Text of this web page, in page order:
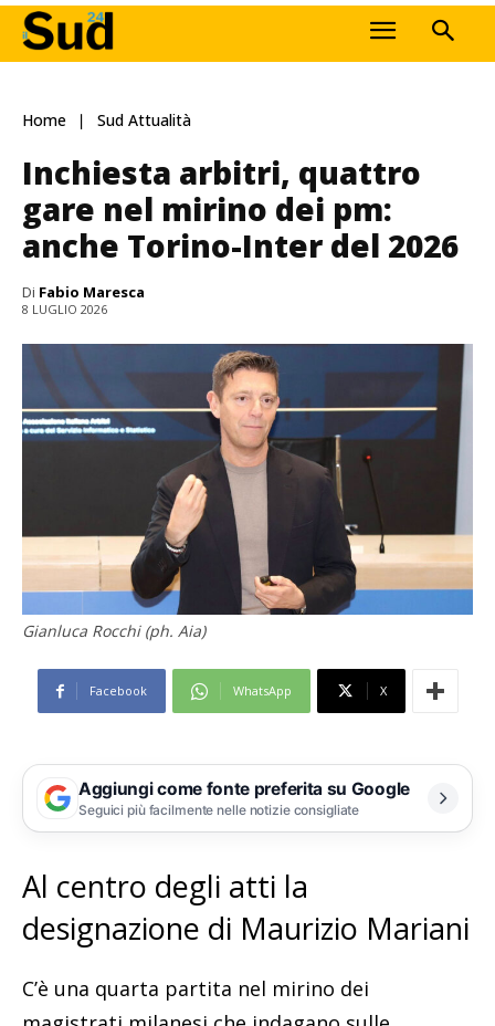
Home Sud Attualità
Inchiesta arbitri, quattro
gare nel mirino dei pm:
anche Torino-Inter del 2026
Di Fabio Maresca
8 LUGLIO 2026
Gianluca Rocchi (ph. Aia)
Facebook WhatsApp X
Aggiungi come fonte preferita su Google
Seguici più facilmente nelle notizie consigliate
Al centro degli atti la
designazione di Maurizio Mariani
C’è una quarta partita nel mirino dei